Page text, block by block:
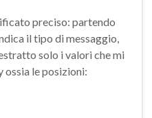
preciso: partendo
il tipo di messaggio,
solo i valori che mi
ossia le posizioni: